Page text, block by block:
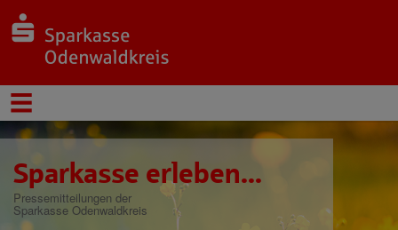
Sparkasse erleben...
Pressemitteilungen der
Sparkasse Odenwaldkreis